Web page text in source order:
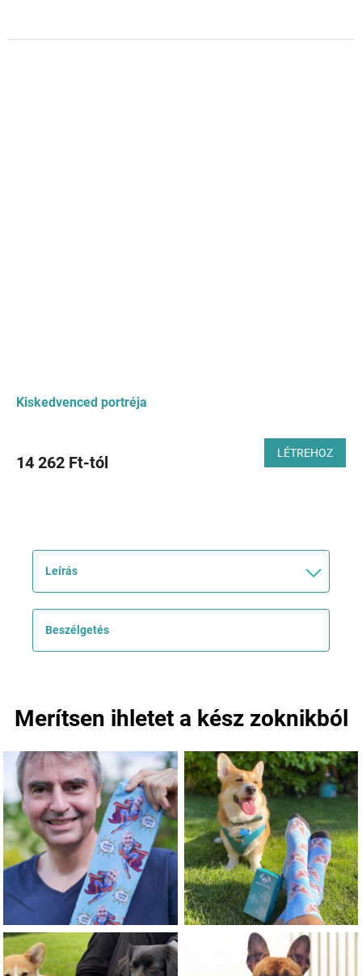
Kiskedvenced portréja
14 262 Ft-tól LÉTREHOZ
Leírás
Beszélgetés
Merítsen ihletet a kész zoknikból